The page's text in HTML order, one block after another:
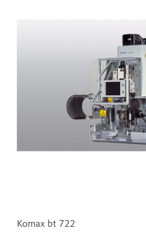
Komax bt 722